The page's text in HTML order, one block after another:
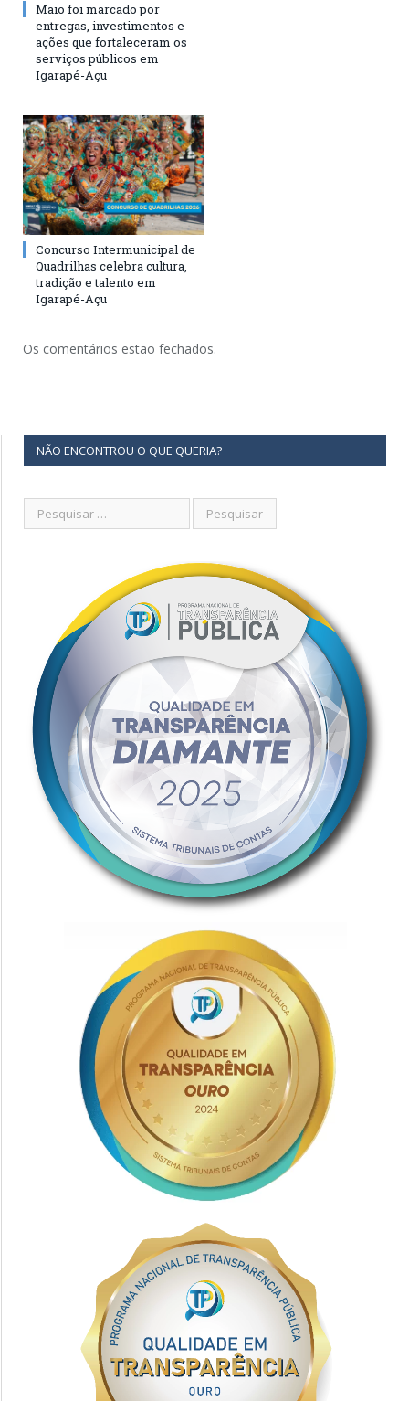
Maio foi marcado por
entregas, investimentos e
ações que fortaleceram os
serviços públicos em
Igarapé-Açu
Concurso Intermunicipal de
Quadrilhas celebra cultura,
tradição e talento em
Igarapé-Açu
Os comentários estão fechados.
NÃO ENCONTROU O QUE QUERIA?